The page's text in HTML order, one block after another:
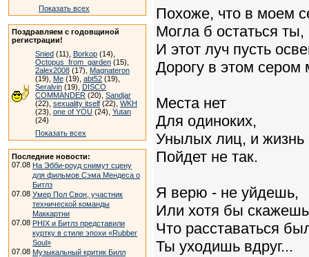
Показать всех
Поздравляем с годовщиной
регистрации!
Snied (11), Borkop (14),
Octopus_from_garden (15),
2alex2008 (17), Magnateron
(19), Me (19), abt52 (19),
Seralvin (19), DISCO
COMMANDER (20), Sandjar
(22), sexuality itself (22), WKH
(23), one of YOU (24), Yutan
(24)
Показать всех
Последние новости:
07.08 На Эбби-роуд снимут сцену
для фильмов Сэма Мендеса о
Битлз
07.08 Умер Пол Свон, участник
технической команды
Маккартни
07.08 PHIX и Битлз представили
куртку в стиле эпохи «Rubber
Soul»
07.08 Музыкальный критик Билл
Похоже, что в моем
Могла б остаться ты,
И этот луч пусть
Дорогу в этом сером
Места нет
Для одиноких,
Унылых лиц, и жизнь
Пойдет не так.
Я верю - не уйдешь,
Или хотя бы
Что расставаться
Ты уходишь вдруг...